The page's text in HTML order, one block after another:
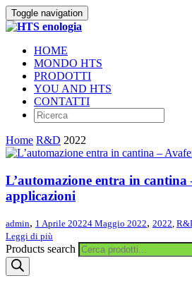
Toggle navigation
HOME
MONDO HTS
PRODOTTI
YOU AND HTS
CONTATTI
Home R&D 2022
L’automazione entra in cantina
applicazioni
admin, 1 Aprile 20224 Maggio 2022, 2022,
Leggi di più
Products search